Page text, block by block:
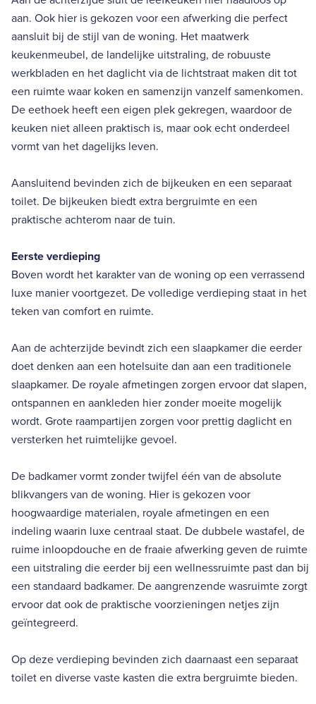
aan. Ook hier is gekozen voor een afwerking die perfect
aansluit bij de stijl van de woning. Het maatwerk
keukenmeubel, de landelijke uitstraling, de robuuste
werkbladen en het daglicht via de lichtstraat maken dit tot
een ruimte waar koken en samenzijn vanzelf samenkomen.
De eethoek heeft een eigen plek gekregen, waardoor de
keuken niet alleen praktisch is, maar ook echt onderdeel
vormt van het dagelijks leven.
Aansluitend bevinden zich de bijkeuken en een separaat
toilet. De bijkeuken biedt extra bergruimte en een
praktische achterom naar de tuin.
Eerste verdieping
Boven wordt het karakter van de woning op een verrassend
luxe manier voortgezet. De volledige verdieping staat in het
teken van comfort en ruimte.
Aan de achterzijde bevindt zich een slaapkamer die eerder
doet denken aan een hotelsuite dan aan een traditionele
slaapkamer. De royale afmetingen zorgen ervoor dat slapen,
ontspannen en aankleden hier zonder moeite mogelijk
wordt. Grote raampartijen zorgen voor prettig daglicht en
versterken het ruimtelijke gevoel.
De badkamer vormt zonder twijfel één van de absolute
blikvangers van de woning. Hier is gekozen voor
hoogwaardige materialen, royale afmetingen en een
indeling waarin luxe centraal staat. De dubbele wastafel, de
ruime inloopdouche en de fraaie afwerking geven de ruimte
een uitstraling die eerder bij een wellnessruimte past dan bij
een standaard badkamer. De aangrenzende wasruimte zorgt
ervoor dat ook de praktische voorzieningen netjes zijn
geïntegreerd.
Op deze verdieping bevinden zich daarnaast een separaat
toilet en diverse vaste kasten die extra bergruimte bieden.